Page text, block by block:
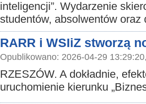
inteligencji”. Wydarzenie
studentów, absolwentów
RARR i WSIiZ stworzą
Opublikowano: 2026-04-29
RZESZÓW. A dokładnie,
uruchomienie kierunku